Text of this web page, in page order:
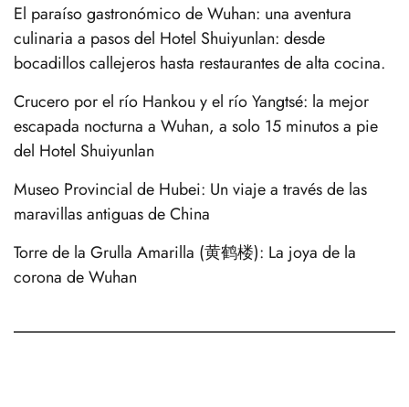
El paraíso gastronómico de Wuhan: una aventura
culinaria a pasos del Hotel Shuiyunlan: desde
bocadillos callejeros hasta restaurantes de alta cocina.
Crucero por el río Hankou y el río Yangtsé: la mejor
escapada nocturna a Wuhan, a solo 15 minutos a pie
del Hotel Shuiyunlan
Museo Provincial de Hubei: Un viaje a través de las
maravillas antiguas de China
Torre de la Grulla Amarilla (黄鹤楼): La joya de la
corona de Wuhan